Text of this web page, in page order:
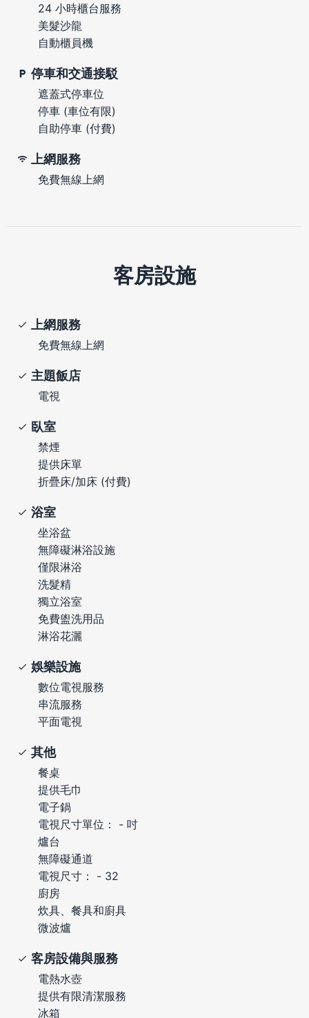
24 小時櫃台服務
美髮沙龍
自動櫃員機
停車和交通接駁
遮蓋式停車位
停車 (車位有限)
自助停車 (付費)
上網服務
免費無線上網
客房設施
上網服務
免費無線上網
主題飯店
電視
臥室
禁煙
提供床單
折疊床/加床 (付費)
浴室
坐浴盆
無障礙淋浴設施
僅限淋浴
洗髮精
獨立浴室
免費盥洗用品
淋浴花灑
娛樂設施
數位電視服務
串流服務
平面電視
其他
餐桌
提供毛巾
電子鍋
電視尺寸單位： - 吋
爐台
無障礙通道
電視尺寸： - 32
廚房
炊具、餐具和廚具
微波爐
客房設備與服務
電熱水壺
提供有限清潔服務
冰箱